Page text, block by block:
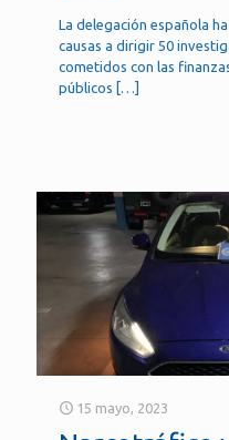
La delegación española
causas a dirigir 50
cometidos con las
públicos […]
15 mayo, 2023